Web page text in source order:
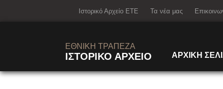
learn-
Ιστορικό Αρχείο ΕΤΕ Τα νέα μας
ΕΘΝΙΚΗ ΤΡΑΠΕΖΑ
ΙΣΤΟΡΙΚΟ ΑΡΧΕΙΟ ΑΡΧΙΚΗ